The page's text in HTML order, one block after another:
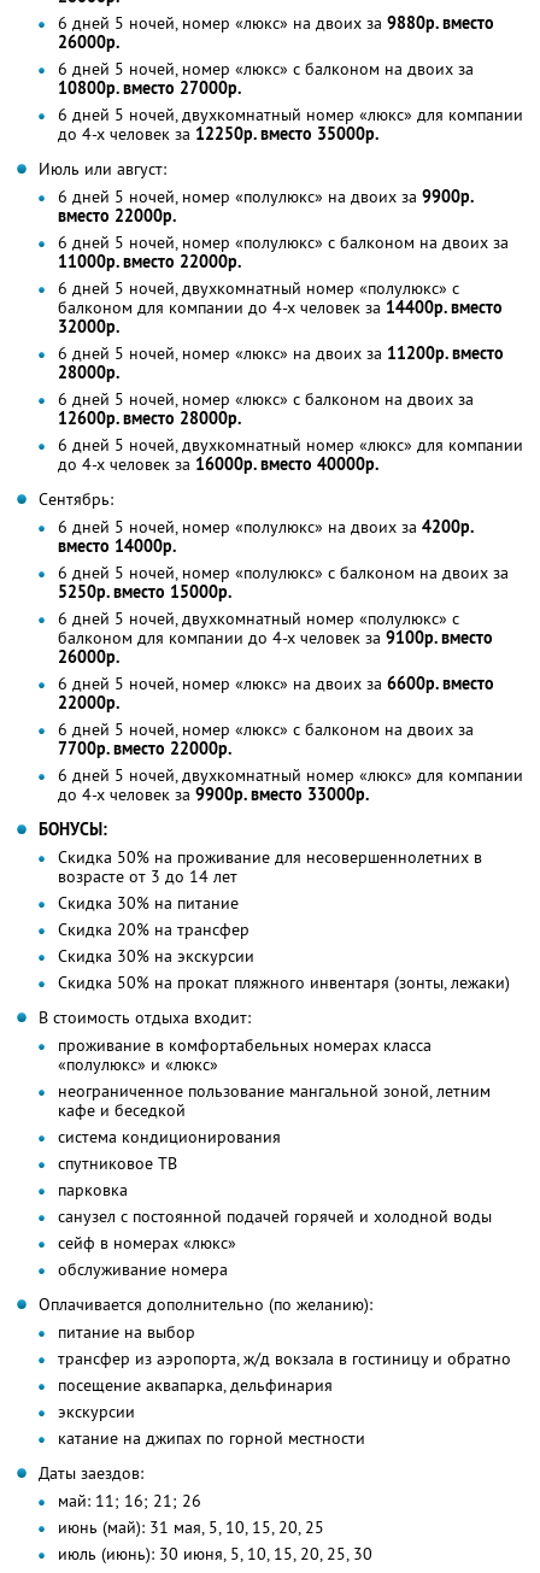
6 дней 5 ночей, номер «люкс» на двоих за 9880р. вместо
26000р.
6 дней 5 ночей, номер «люкс» с балконом на двоих за
10800р. вместо 27000р.
6 дней 5 ночей, двухкомнатный номер «люкс» для компании
до 4-х человек за 12250р. вместо 35000р.
Июль или август:
6 дней 5 ночей, номер «полулюкс» на двоих за 9900р.
вместо 22000р.
6 дней 5 ночей, номер «полулюкс» с балконом на двоих за
11000р. вместо 22000р.
6 дней 5 ночей, двухкомнатный номер «полулюкс» с
балконом для компании до 4-х человек за 14400р. вместо
32000р.
6 дней 5 ночей, номер «люкс» на двоих за 11200р. вместо
28000р.
6 дней 5 ночей, номер «люкс» с балконом на двоих за
12600р. вместо 28000р.
6 дней 5 ночей, двухкомнатный номер «люкс» для компании
до 4-х человек за 16000р. вместо 40000р.
Сентябрь:
6 дней 5 ночей, номер «полулюкс» на двоих за 4200р.
вместо 14000р.
6 дней 5 ночей, номер «полулюкс» с балконом на двоих за
5250р. вместо 15000р.
6 дней 5 ночей, двухкомнатный номер «полулюкс» с
балконом для компании до 4-х человек за 9100р. вместо
26000р.
6 дней 5 ночей, номер «люкс» на двоих за 6600р. вместо
22000р.
6 дней 5 ночей, номер «люкс» с балконом на двоих за
7700р. вместо 22000р.
6 дней 5 ночей, двухкомнатный номер «люкс» для компании
до 4-х человек за 9900р. вместо 33000р.
БОНУСЫ:
Скидка 50% на проживание для несовершеннолетних в
возрасте от 3 до 14 лет
Скидка 30% на питание
Скидка 20% на трансфер
Скидка 30% на экскурсии
Скидка 50% на прокат пляжного инвентаря (зонты, лежаки)
В стоимость отдыха входит:
проживание в комфортабельных номерах класса
«полулюкс» и «люкс»
неограниченное пользование мангальной зоной, летним
кафе и беседкой
система кондиционирования
спутниковое ТВ
парковка
санузел с постоянной подачей горячей и холодной воды
сейф в номерах «люкс»
обслуживание номера
Оплачивается дополнительно (по желанию):
питание на выбор
трансфер из аэропорта, ж/д вокзала в гостиницу и обратно
посещение аквапарка, дельфинария
экскурсии
катание на джипах по горной местности
Даты заездов:
май: 11; 16; 21; 26
июнь (май): 31 мая, 5, 10, 15, 20, 25
июль (июнь): 30 июня, 5, 10, 15, 20, 25, 30